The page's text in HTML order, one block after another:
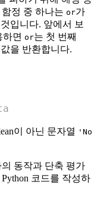
정 중 하나는 or가
입니다. 앞에서 보
하면 or는 첫 번째
을 반환합니다.
이 아닌 문자열 'No
동작과 단축 평가
코드를 작성하